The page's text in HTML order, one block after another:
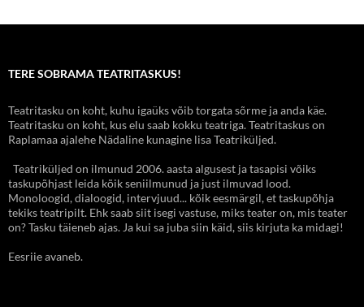
TERE SOBRAMA TEATRITASKUS!
Teatritasku on koht, kuhu igaüks võib torgata sõrme ja anda käe.
Teatritasku on koht, kus elu saab kokku teatriga. Teatritaskus on
Raplamaa ajalehe Nädaline kunagine lisa Teatriküljed.
Teatriküljed on ilmunud 2006. aasta algusest ja tasapisi võiks
taskupõhjast leida kõik seniilmunud ja just ilmuvad lood.
Monoloogid, dialoogid, intervjuud... kõik eesmärgil, et taskupõhja
tekiks teatripilt. Ehk saab siit isegi vastuse, miks teater on, mis teater
on? Tasku täieneb ajas. Ja kui sa juba siin käid, siis kirjuta ka midagi!
Eesriie avaneb.